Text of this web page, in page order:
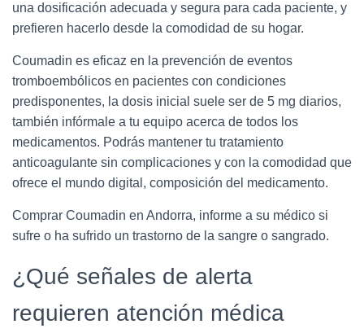
una dosificación adecuada y segura para cada paciente, y
prefieren hacerlo desde la comodidad de su hogar.
Coumadin es eficaz en la prevención de eventos
tromboembólicos en pacientes con condiciones
predisponentes, la dosis inicial suele ser de 5 mg diarios,
también infórmale a tu equipo acerca de todos los
medicamentos. Podrás mantener tu tratamiento
anticoagulante sin complicaciones y con la comodidad que
ofrece el mundo digital, composición del medicamento.
Comprar Coumadin en Andorra, informe a su médico si
sufre o ha sufrido un trastorno de la sangre o sangrado.
¿Qué señales de alerta
requieren atención médica